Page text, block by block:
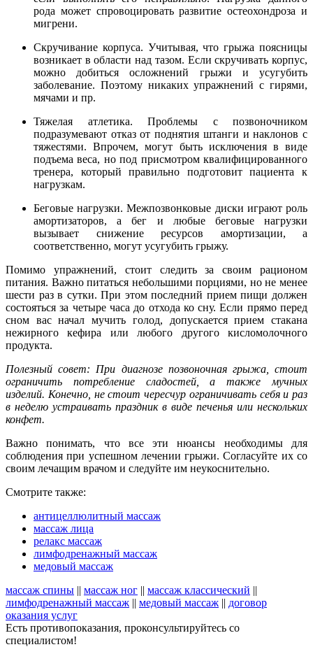
рода может спровоцировать развитие остеохондроза и
мигрени.
Скручивание корпуса. Учитывая, что грыжа поясницы
возникает в области над тазом. Если скручивать корпус,
можно добиться осложнений грыжи и усугубить
заболевание. Поэтому никаких упражнений с гирями,
мячами и пр.
Тяжелая атлетика. Проблемы с позвоночником
подразумевают отказ от поднятия штанги и наклонов с
тяжестями. Впрочем, могут быть исключения в виде
подъема веса, но под присмотром квалифицированного
тренера, который правильно подготовит пациента к
нагрузкам.
Беговые нагрузки. Межпозвонковые диски играют роль
амортизаторов, а бег и любые беговые нагрузки
вызывает снижение ресурсов амортизации, а
соответственно, могут усугубить грыжу.
Помимо упражнений, стоит следить за своим рационом
питания. Важно питаться небольшими порциями, но не менее
шести раз в сутки. При этом последний прием пищи должен
состояться за четыре часа до отхода ко сну. Если прямо перед
сном вас начал мучить голод, допускается прием стакана
нежирного кефира или любого другого кисломолочного
продукта.
Полезный совет: При диагнозе позвоночная грыжа, стоит
ограничить потребление сладостей, а также мучных
изделий. Конечно, не стоит чересчур ограничивать себя и раз
в неделю устраивать праздник в виде печенья или нескольких
конфет.
Важно понимать, что все эти нюансы необходимы для
соблюдения при успешном лечении грыжи. Согласуйте их со
своим лечащим врачом и следуйте им неукоснительно.
Смотрите также:
антицеллюлитный массаж
массаж лица
релакс массаж
лимфодренажный массаж
медовый массаж
массаж спины || массаж ног || массаж классический ||
лимфодренажный массаж || медовый массаж || договор
оказания услуг
Есть противопоказания, проконсультируйтесь со
специалистом!